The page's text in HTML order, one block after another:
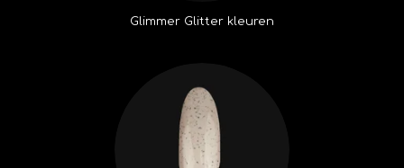
Glimmer Glitter kleuren